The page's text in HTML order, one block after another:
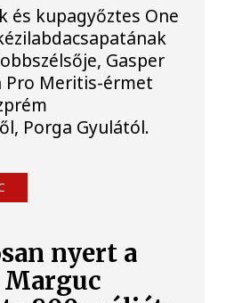
és kupagyőztes One
Gasper
Pro Meritis-érmet
Porga Gyulától.
nyert a
Marguc